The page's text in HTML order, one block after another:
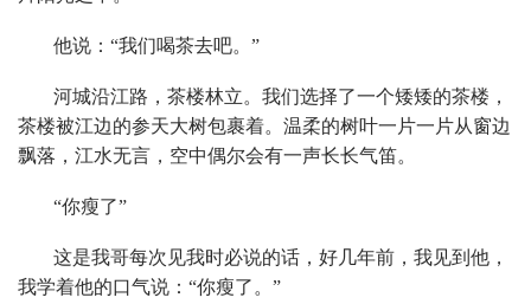
他说：“我们喝茶去吧。”
河城沿江路，茶楼林立。我们选择了一个矮矮的茶楼，
茶楼被江边的参天大树包裹着。温柔的树叶一片一片从窗边
飘落，江水无言，空中偶尔会有一声长长气笛。
“你瘦了”
这是我哥每次见我时必说的话，好几年前，我见到他，
我学着他的口气说：“你瘦了。”